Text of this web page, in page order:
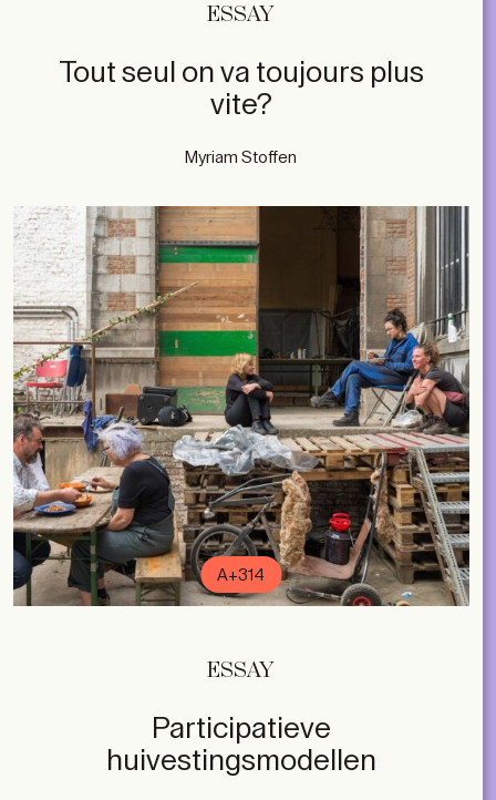
ESSAY
Tout seul on va toujours plus
vite?
Myriam Stoffen
A+314
ESSAY
Participatieve
huivestingsmodellen